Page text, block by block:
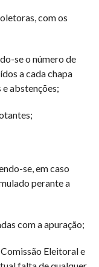
com os
se o número de
a cada chapa
abstenções;
se, em caso
perante a
com a apuração;
Eleitoral e